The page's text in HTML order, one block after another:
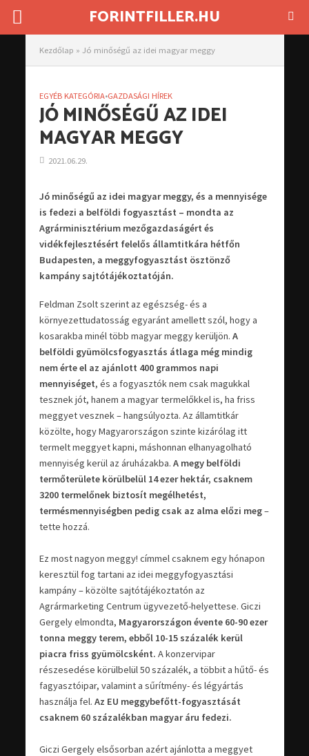
FORINTFILLER.HU
Kezdőlap » Jó minőségű az idei magyar meggy
EGYÉB KATEGÓRIA•GAZDASÁGI HÍREK
JÓ MINŐSÉGŰ AZ IDEI
MAGYAR MEGGY
2021.06.29.
Jó minőségű az idei magyar meggy, és a mennyisége
is fedezi a belföldi fogyasztást – mondta az
Agrárminisztérium mezőgazdaságért és
vidékfejlesztésért felelős államtitkára hétfőn
Budapesten, a meggyfogyasztást ösztönző
kampány sajtótájékoztatóján.
Feldman Zsolt szerint az egészség- és a
környezettudatosság egyaránt amellett szól, hogy a
kosarakba minél több magyar meggy kerüljön. A
belföldi gyümölcsfogyasztás átlaga még mindig
nem érte el az ajánlott 400 grammos napi
mennyiséget, és a fogyasztók nem csak magukkal
tesznek jót, hanem a magyar termelőkkel is, ha friss
meggyet vesznek – hangsúlyozta. Az államtitkár
közölte, hogy Magyarországon szinte kizárólag itt
termelt meggyet kapni, máshonnan elhanyagolható
mennyiség kerül az áruházakba. A megy belföldi
termőterülete körülbelül 14 ezer hektár, csaknem
3200 termelőnek biztosít megélhetést,
termésmennyiségben pedig csak az alma előzi meg–
tette hozzá.
Ez most nagyon meggy! címmel csaknem egy hónapon
keresztül fog tartani az idei meggyfogyasztási
kampány – közölte sajtótájékoztatón az
Agrármarketing Centrum ügyvezető-helyettese. Giczi
Gergely elmondta, Magyarországon évente 60-90 ezer
tonna meggy terem, ebből 10-15 százalék kerül
piacra friss gyümölcsként. A konzervipar
részesedése körülbelül 50 százalék, a többit a hűtő- és
fagyasztóipar, valamint a sűrítmény- és légyártás
használja fel. Az EU meggybefőtt-fogyasztását
csaknem 60 százalékban magyar áru fedezi.
Giczi Gergely elsősorban azért ajánlotta a meggyet